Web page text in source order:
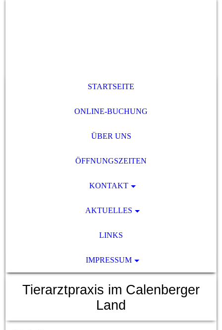
STARTSEITE
ONLINE-BUCHUNG
ÜBER UNS
ÖFFNUNGSZEITEN
KONTAKT
AKTUELLES
LINKS
IMPRESSUM
Tierarztpraxis im Calenberger
Land